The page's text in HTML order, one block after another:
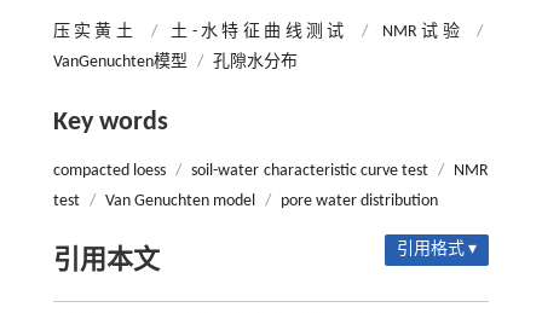
压实黄土 / 土-水特征曲线测试 / NMR试验
/
VanGenuchten模型 / 孔隙水分布
Key words
compacted loess / soil-water characteristic curve test / NMR
test / Van Genuchten model / pore water distribution
引用本文 引用格式 ▾